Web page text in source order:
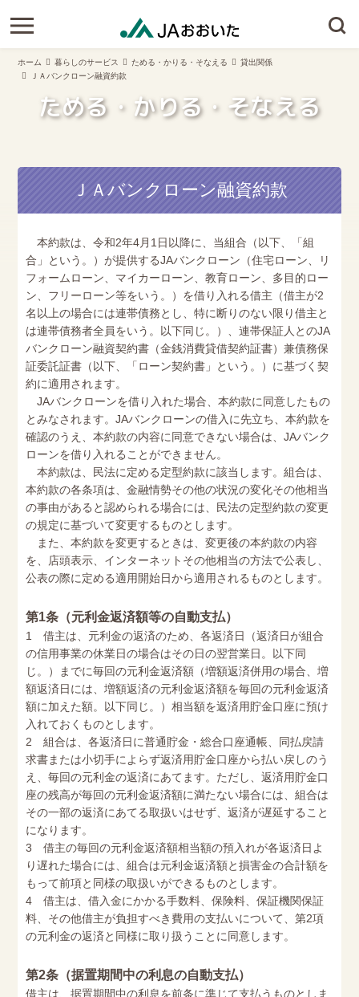
ホーム 暮らしのサービス ためる・かりる・そなえる
貸出関係
ＪＡバンクローン融資約款
ためる・かりる・そなえる
ＪＡバンクローン融資約款
本約款は、令和2年4月1日以降に、当組合（以下、「組
合」という。）が提供するJAバンクローン（住宅ローン、リ
フォームローン、マイカーローン、教育ローン、多目的ロー
ン、フリーローン等をいう。）を借り入れる借主（借主が2
名以上の場合には連帯債務とし、特に断りのない限り借主と
は連帯債務者全員をいう。以下同じ。）、連帯保証人とのJA
バンクローン融資契約書（金銭消費貸借契約証書）兼債務保
証委託証書（以下、「ローン契約書」という。）に基づく契
約に適用されます。
JAバンクローンを借り入れた場合、本約款に同意したもの
とみなされます。JAバンクローンの借入に先立ち、本約款を
確認のうえ、本約款の内容に同意できない場合は、JAバンク
ローンを借り入れることができません。
本約款は、民法に定める定型約款に該当します。組合は、
本約款の各条項は、金融情勢その他の状況の変化その他相当
の事由があると認められる場合には、民法の定型約款の変更
の規定に基づいて変更するものとします。
また、本約款を変更するときは、変更後の本約款の内容
を、店頭表示、インターネットその他相当の方法で公表し、
公表の際に定める適用開始日から適用されるものとします。
第1条（元利金返済額等の自動支払）
1 借主は、元利金の返済のため、各返済日（返済日が組合
の信用事業の休業日の場合はその日の翌営業日。以下同
じ。）までに毎回の元利金返済額（増額返済併用の場合、増
額返済日には、増額返済の元利金返済額を毎回の元利金返済
額に加えた額。以下同じ。）相当額を返済用貯金口座に預け
入れておくものとします。
2 組合は、各返済日に普通貯金・総合口座通帳、同払戻請
求書または小切手によらず返済用貯金口座から払い戻しのう
え、毎回の元利金の返済にあてます。ただし、返済用貯金口
座の残高が毎回の元利金返済額に満たない場合には、組合は
その一部の返済にあてる取扱いはせず、返済が遅延すること
になります。
3 借主の毎回の元利金返済額相当額の預入れが各返済日よ
り遅れた場合には、組合は元利金返済額と損害金の合計額を
もって前項と同様の取扱いができるものとします。
4 借主は、借入金にかかる手数料、保険料、保証機関保証
料、その他借主が負担すべき費用の支払いについて、第2項
の元利金の返済と同様に取り扱うことに同意します。
第2条（据置期間中の利息の自動支払）
借主は、据置期間中の利息を前条に準じて支払うものとしま